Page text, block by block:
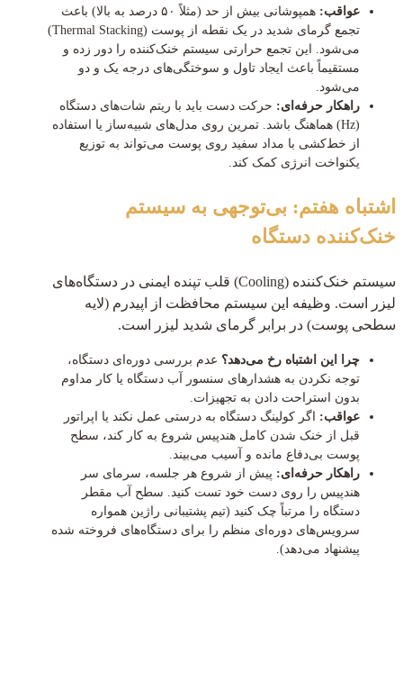
عواقب:
همپوشانی بیش از حد (مثلاً ۵۰ درصد به بالا) باعث
تجمع گرمای شدید در یک نقطه از پوست (Thermal Stacking)
می‌شود. این تجمع حرارتی سیستم خنک‌کننده را دور زده و
مستقیماً باعث ایجاد تاول و سوختگی‌های درجه یک و دو
می‌شود.
راهکار حرفه‌ای: حرکت دست باید با ریتم شات‌های دستگاه
(Hz) هماهنگ باشد. تمرین روی مدل‌های شبیه‌ساز یا استفاده
از خط‌کشی با مداد سفید روی پوست می‌تواند به توزیع
یکنواخت انرژی کمک کند.
اشتباه هفتم: بی‌توجهی به سیستم
خنک‌کننده دستگاه
سیستم خنک‌کننده (Cooling) قلب تپنده ایمنی در دستگاه‌های
لیزر است. وظیفه این سیستم محافظت از اپیدرم (لایه
سطحی پوست) در برابر گرمای شدید لیزر است.
چرا این اشتباه رخ می‌دهد؟ عدم بررسی دوره‌ای دستگاه،
توجه نکردن به هشدارهای سنسور آب دستگاه یا کار مداوم
بدون استراحت دادن به تجهیزات.
عواقب: اگر کولینگ دستگاه به درستی عمل نکند یا اپراتور
قبل از خنک شدن کامل هندپیس شروع به کار کند، سطح
پوست بی‌دفاع مانده و آسیب می‌بیند.
راهکار حرفه‌ای: پیش از شروع هر جلسه، سرمای سر
هندپیس را روی دست خود تست کنید. سطح آب مقطر
دستگاه را مرتباً چک کنید (تیم پشتیبانی راژین همواره
سرویس‌های دوره‌ای منظم را برای دستگاه‌های فروخته شده
پیشنهاد می‌دهد).